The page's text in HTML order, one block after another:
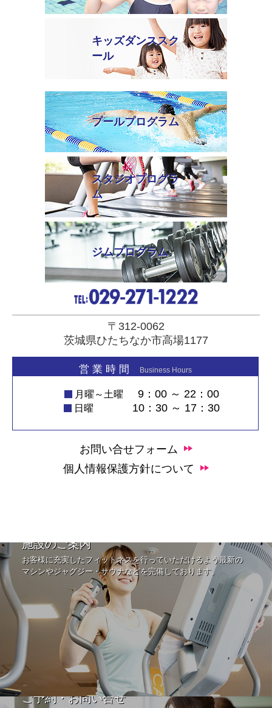
キッズダンススク
ール
プールプログラム
スタジオプログラ
ム
ジムプログラム
〒312-0062
茨城県ひたちなか市高場1177
営 業 時 間 Business Hours
月曜～土曜 9：00 ～ 22：00
日曜 10：30 ～ 17：30
お問い合せフォーム
個人情報保護方針について
施設のご案内
お客様に充実したフィットネスを行っていただけるよう最新の
マシンやジャグジー・サウナなどを完備しております。
ご予約・お問い合せ